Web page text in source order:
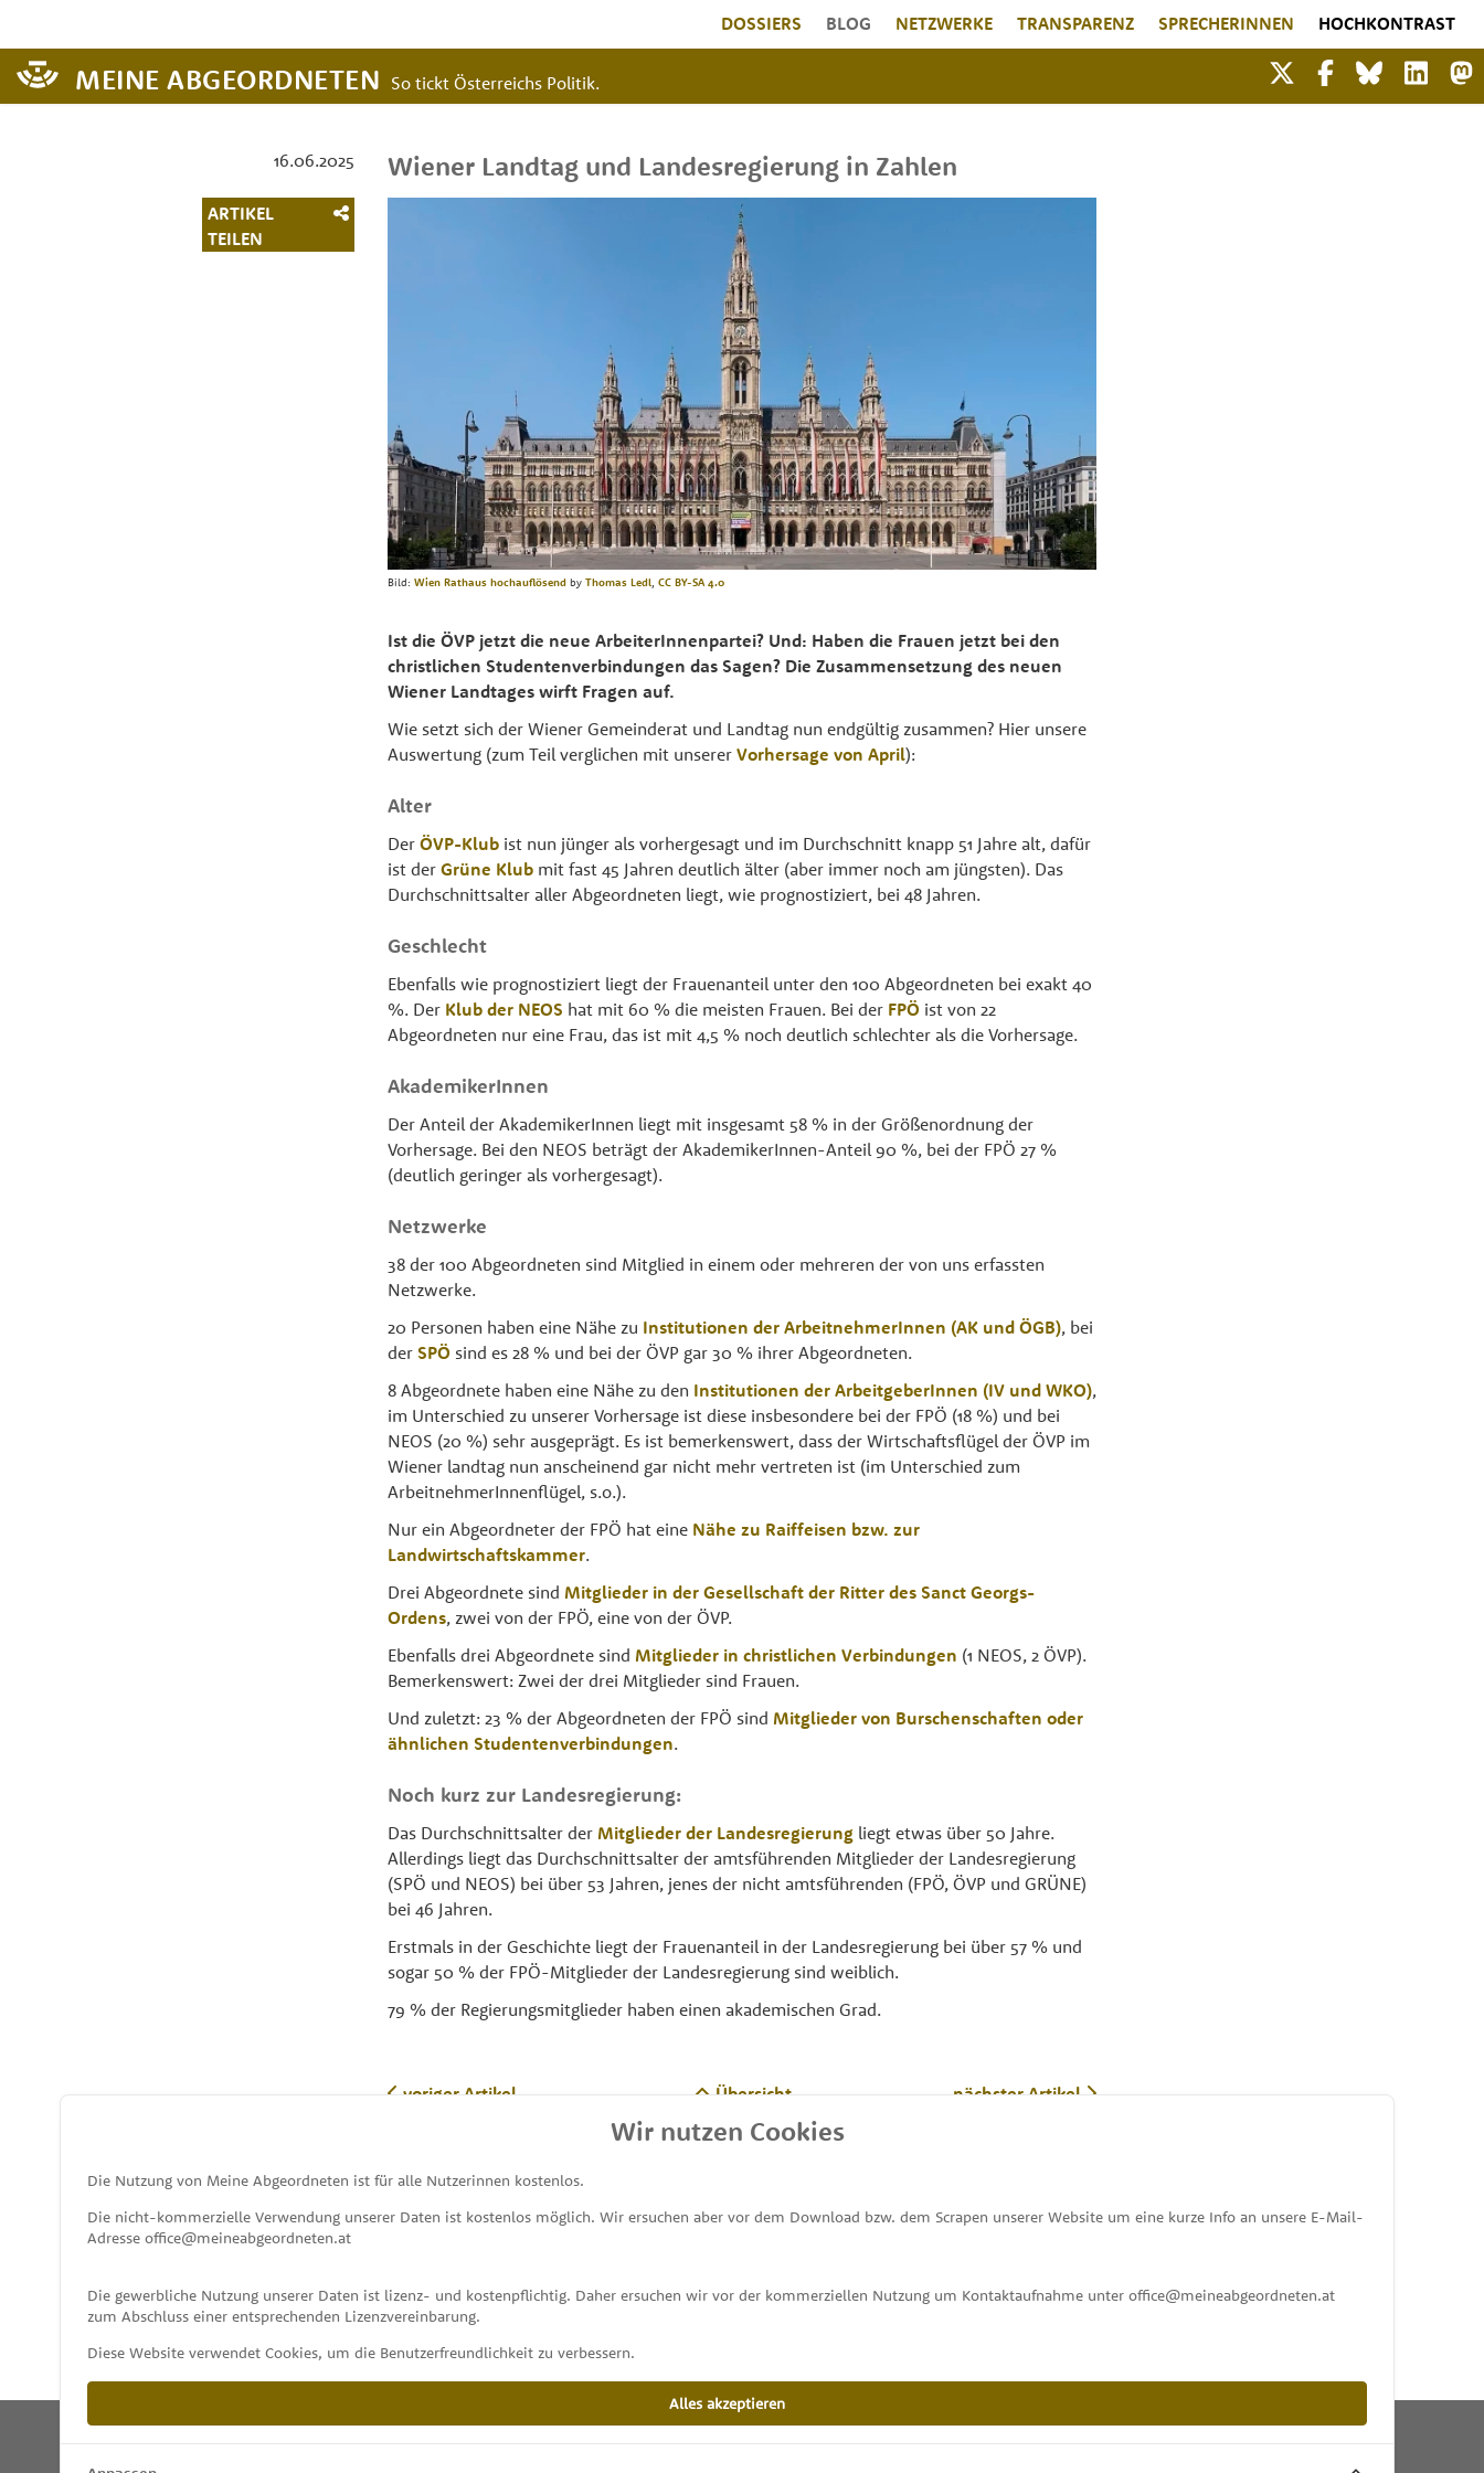
DOSSIERS BLOG NETZWERKE TRANSPARENZ SPRECHERINNEN HOCHKONTRAST
MEINE ABGEORDNETEN So tickt Österreichs Politik.
16.06.2025 Wiener Landtag und Landesregierung in Zahlen
ARTIKEL
TEILEN
Bild: Wien Rathaus hochauflösend by Thomas Ledl, CC BY-SA 4.0
Ist die ÖVP jetzt die neue ArbeiterInnenpartei? Und: Haben die Frauen jetzt bei den
christlichen Studentenverbindungen das Sagen? Die Zusammensetzung des neuen
Wiener Landtages wirft Fragen auf.
Wie setzt sich der Wiener Gemeinderat und Landtag nun endgültig zusammen? Hier unsere
Auswertung (zum Teil verglichen mit unserer Vorhersage von April):
Alter
Der ÖVP-Klub ist nun jünger als vorhergesagt und im Durchschnitt knapp 51 Jahre alt, dafür
ist der Grüne Klub mit fast 45 Jahren deutlich älter (aber immer noch am jüngsten). Das
Durchschnittsalter aller Abgeordneten liegt, wie prognostiziert, bei 48 Jahren.
Geschlecht
Ebenfalls wie prognostiziert liegt der Frauenanteil unter den 100 Abgeordneten bei exakt 40
%. Der Klub der NEOS hat mit 60 % die meisten Frauen. Bei der FPÖ ist von 22
Abgeordneten nur eine Frau, das ist mit 4,5 % noch deutlich schlechter als die Vorhersage.
AkademikerInnen
Der Anteil der AkademikerInnen liegt mit insgesamt 58 % in der Größenordnung der
Vorhersage. Bei den NEOS beträgt der AkademikerInnen-Anteil 90 %, bei der FPÖ 27 %
(deutlich geringer als vorhergesagt).
Netzwerke
38 der 100 Abgeordneten sind Mitglied in einem oder mehreren der von uns erfassten
Netzwerke.
20 Personen haben eine Nähe zu Institutionen der ArbeitnehmerInnen (AK und ÖGB), bei
der SPÖ sind es 28 % und bei der ÖVP gar 30 % ihrer Abgeordneten.
8 Abgeordnete haben eine Nähe zu den Institutionen der ArbeitgeberInnen (IV und WKO),
im Unterschied zu unserer Vorhersage ist diese insbesondere bei der FPÖ (18 %) und bei
NEOS (20 %) sehr ausgeprägt. Es ist bemerkenswert, dass der Wirtschaftsflügel der ÖVP im
Wiener landtag nun anscheinend gar nicht mehr vertreten ist (im Unterschied zum
ArbeitnehmerInnenflügel, s.o.).
Nur ein Abgeordneter der FPÖ hat eine Nähe zu Raiffeisen bzw. zur
Landwirtschaftskammer.
Drei Abgeordnete sind Mitglieder in der Gesellschaft der Ritter des Sanct Georgs-
Ordens, zwei von der FPÖ, eine von der ÖVP.
Ebenfalls drei Abgeordnete sind Mitglieder in christlichen Verbindungen (1 NEOS, 2 ÖVP).
Bemerkenswert: Zwei der drei Mitglieder sind Frauen.
Und zuletzt: 23 % der Abgeordneten der FPÖ sind Mitglieder von Burschenschaften oder
ähnlichen Studentenverbindungen.
Noch kurz zur Landesregierung:
Das Durchschnittsalter der Mitglieder der Landesregierung liegt etwas über 50 Jahre.
Allerdings liegt das Durchschnittsalter der amtsführenden Mitglieder der Landesregierung
(SPÖ und NEOS) bei über 53 Jahren, jenes der nicht amtsführenden (FPÖ, ÖVP und GRÜNE)
bei 46 Jahren.
Erstmals in der Geschichte liegt der Frauenanteil in der Landesregierung bei über 57 % und
sogar 50 % der FPÖ-Mitglieder der Landesregierung sind weiblich.
79 % der Regierungsmitglieder haben einen akademischen Grad.
voriger Artikel Übersicht nächster Artikel
Wir nutzen Cookies
Die Nutzung von Meine Abgeordneten ist für alle Nutzerinnen kostenlos.
Die nicht-kommerzielle Verwendung unserer Daten ist kostenlos möglich. Wir ersuchen aber vor dem Download bzw. dem Scrapen unserer Website um eine kurze Info an unsere E-Mail-
Adresse office@meineabgeordneten.at
Die gewerbliche Nutzung unserer Daten ist lizenz- und kostenpflichtig. Daher ersuchen wir vor der kommerziellen Nutzung um Kontaktaufnahme unter office@meineabgeordneten.at
zum Abschluss einer entsprechenden Lizenzvereinbarung.
Diese Website verwendet Cookies, um die Benutzerfreundlichkeit zu verbessern.
Alles akzeptieren